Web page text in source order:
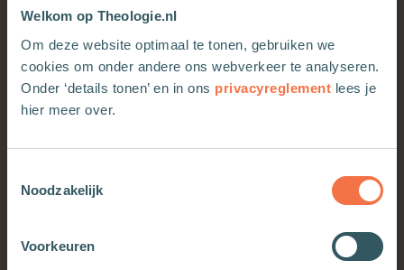
Welkom op Theologie.nl
Om deze website optimaal te tonen, gebruiken we
cookies om onder andere ons webverkeer te analyseren.
Onder ‘details tonen’ en in ons privacyreglement lees je
hier meer over.
Noodzakelijk
Voorkeuren